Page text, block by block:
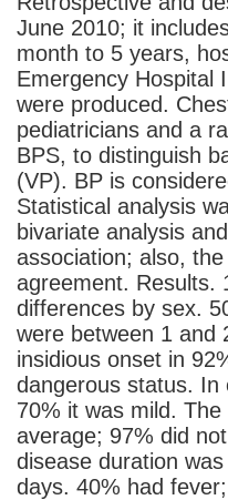
June 2010; it
month to 5 years,
Emergency Hospital
were produced.
pediatricians and a
BPS, to distinguish
(VP). BP is
Statistical analysis
bivariate analysis
association; also,
agreement. Results.
differences by sex.
were between 1 and
insidious onset in
dangerous status. In
70% it was mild.
average; 97% did
disease duration
days. 40% had